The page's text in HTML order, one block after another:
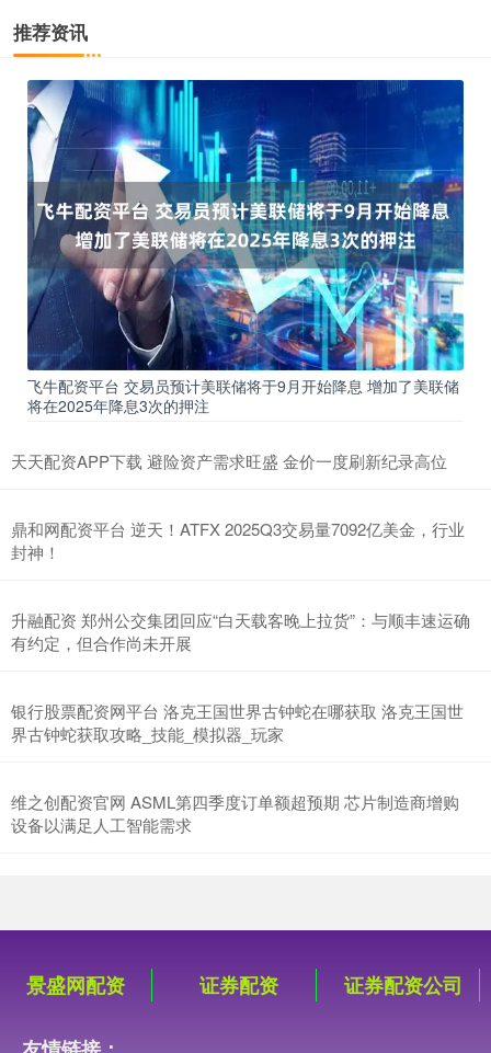
推荐资讯
飞牛配资平台 交易员预计美联储将于9月开始降息 增加了美联储
将在2025年降息3次的押注
天天配资APP下载 避险资产需求旺盛 金价一度刷新纪录高位
鼎和网配资平台 逆天！ATFX 2025Q3交易量7092亿美金，行业
封神！
升融配资 郑州公交集团回应“白天载客晚上拉货”：与顺丰速运确
有约定，但合作尚未开展
银行股票配资网平台 洛克王国世界古钟蛇在哪获取 洛克王国世
界古钟蛇获取攻略_技能_模拟器_玩家
维之创配资官网 ASML第四季度订单额超预期 芯片制造商增购
设备以满足人工智能需求
景盛网配资 证券配资 证券配资公司